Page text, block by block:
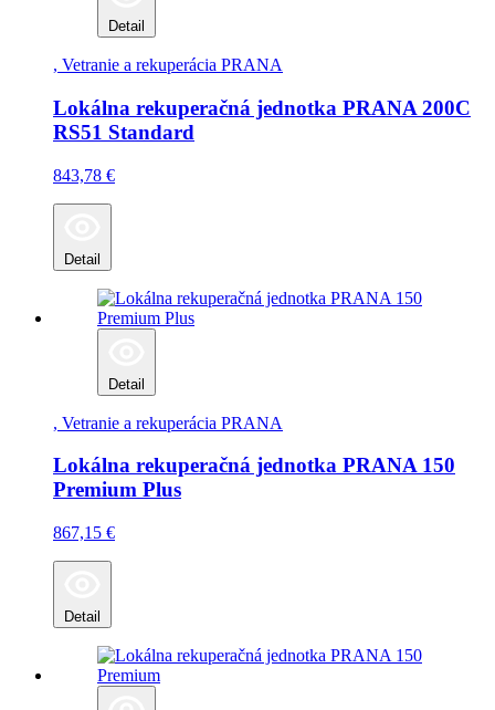
Detail
, Vetranie a rekuperácia PRANA
Lokálna rekuperačná jednotka PRANA 200C
RS51 Standard
843,78 €
Detail
Detail
, Vetranie a rekuperácia PRANA
Lokálna rekuperačná jednotka PRANA 150
Premium Plus
867,15 €
Detail